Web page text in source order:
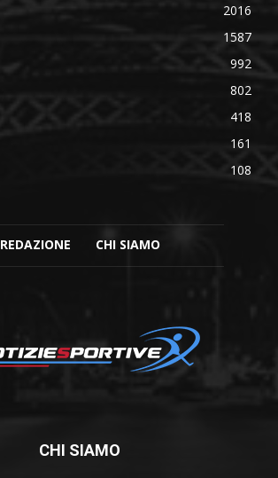
2016
1587
992
802
418
161
108
REDAZIONE CHI SIAMO
CHI SIAMO